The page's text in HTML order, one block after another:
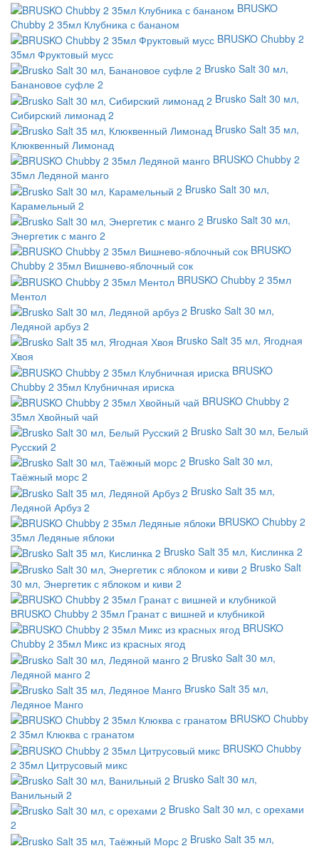
BRUSKO
Chubby 2 35мл Клубника с бананом
BRUSKO Chubby 2
35мл Фруктовый мусс
Brusko Salt 30 мл,
Банановое суфле 2
Brusko Salt 30 мл,
Сибирский лимонад 2
Brusko Salt 35 мл,
Клюквенный Лимонад
BRUSKO Chubby 2
35мл Ледяной манго
Brusko Salt 30 мл,
Карамельный 2
Brusko Salt 30 мл,
Энергетик с манго 2
BRUSKO
Chubby 2 35мл Вишнево-яблочный сок
BRUSKO Chubby 2 35мл
Ментол
Brusko Salt 30 мл,
Ледяной арбуз 2
Brusko Salt 35 мл, Ягодная
Хвоя
BRUSKO
Chubby 2 35мл Клубничная ириска
BRUSKO Chubby 2
35мл Хвойный чай
Brusko Salt 30 мл, Белый
Русский 2
Brusko Salt 30 мл,
Таёжный морс 2
Brusko Salt 35 мл,
Ледяной Арбуз 2
BRUSKO Chubby 2
35мл Ледяные яблоки
Brusko Salt 35 мл, Кислинка 2
Brusko Salt
30 мл, Энергетик с яблоком и киви 2
BRUSKO Chubby 2 35мл Гранат с вишней и клубникой
BRUSKO
Chubby 2 35мл Микс из красных ягод
Brusko Salt 30 мл,
Ледяной манго 2
Brusko Salt 35 мл,
Ледяное Манго
BRUSKO Chubby
2 35мл Клюква с гранатом
BRUSKO Chubby
2 35мл Цитрусовый микс
Brusko Salt 30 мл,
Ванильный 2
Brusko Salt 30 мл, с орехами
2
Brusko Salt 35 мл,